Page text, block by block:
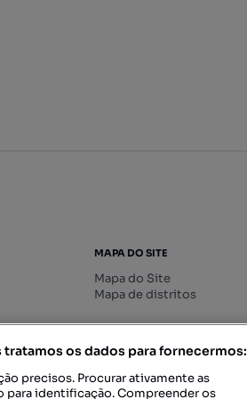
MAPA DO SITE
Mapa do Site
Mapa de distritos
os dados para fornecermos:
precisos. Procurar ativamente as
identificação. Compreender os